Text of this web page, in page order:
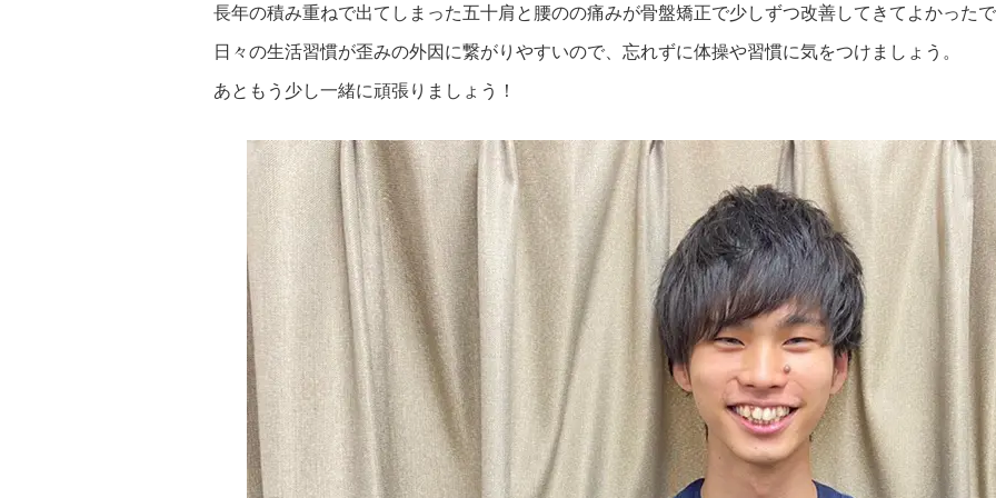
長年の積み重ねで出てしまった五十肩と腰のの痛みが骨盤矯正で少しずつ改善してきてよかった
日々の生活習慣が歪みの外因に繋がりやすいので、忘れずに体操や習慣に気をつけましょう。
あともう少し一緒に頑張りましょう！